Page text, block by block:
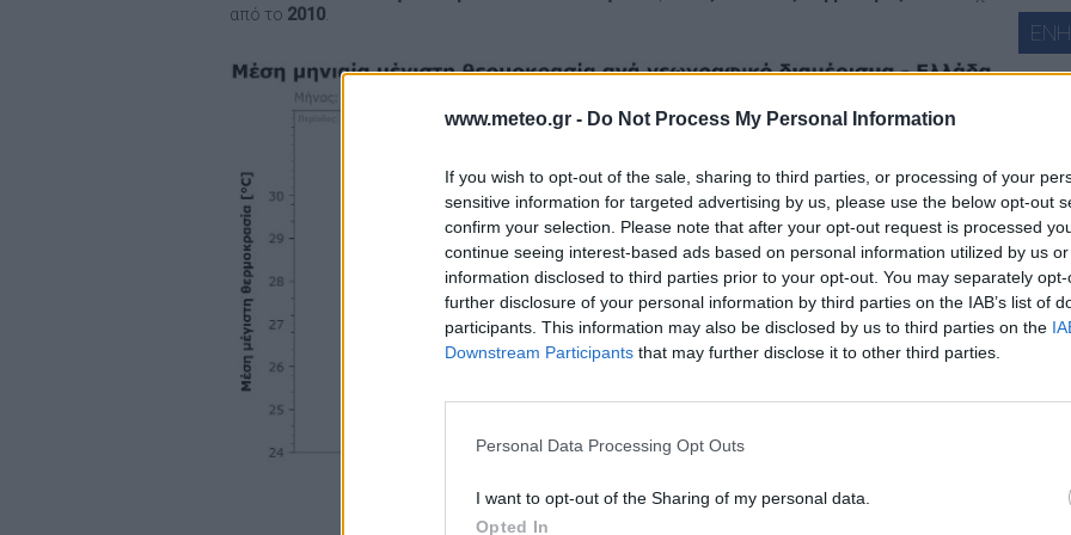
www.meteo.gr - Do Not Process My Personal Information
If you wish to opt-out of the sale, sharing to third parties, or processing of your
sensitive information for targeted advertising by us, please use the below opt-out
confirm your selection. Please note that after your opt-out request is processed
continue seeing interest-based ads based on personal information utilized by us
information disclosed to third parties prior to your opt-out. You may separately
further disclosure of your personal information by third parties on the IAB’s list of
participants. This information may also be disclosed by us to third parties on the
Downstream Participants that may further disclose it to other third parties.
Personal Data Processing Opt Outs
I want to opt-out of the Sharing of my personal data.
Opted In
από το 2010